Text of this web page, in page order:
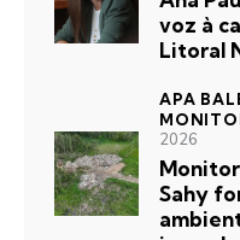
voz à
Litoral
APA
2026
Sahy